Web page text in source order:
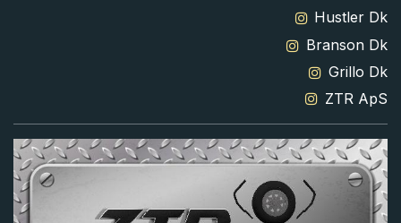
Hustler Dk
Branson Dk
Grillo Dk
ZTR ApS